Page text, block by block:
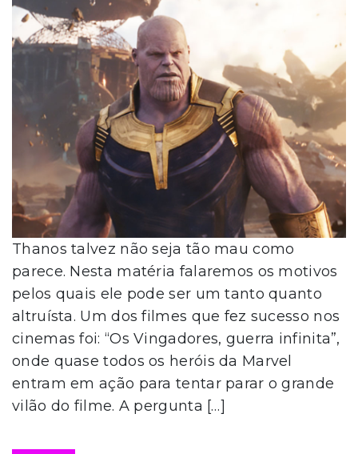
Thanos talvez não seja tão mau como
parece. Nesta matéria falaremos os motivos
pelos quais ele pode ser um tanto quanto
altruísta. Um dos filmes que fez sucesso nos
cinemas foi: “Os Vingadores, guerra infinita”,
onde quase todos os heróis da Marvel
entram em ação para tentar parar o grande
vilão do filme. A pergunta […]